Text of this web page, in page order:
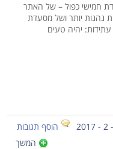
חמישי כפול – של האתר
נהנות יותר ושל מסעדת
עתידות: יהיה טעים
הוסף תגובות
המשך